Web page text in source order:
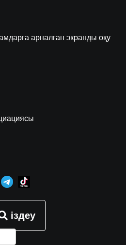
арналған экранды оқу
іздеу